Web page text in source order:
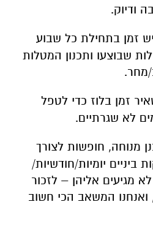
ודיוק.
זמן בתחילת כל שבוע
שבוצעו ותכנון המטלות
מחר.
זמן בלוז כדי לטפל
לא שגרתיים.
מנוחה, חופשות לצורך
ביניים יומיות/חודשיות/
מגיעים אליהן – לזכור
ואנחנו המשאב הכי חשוב